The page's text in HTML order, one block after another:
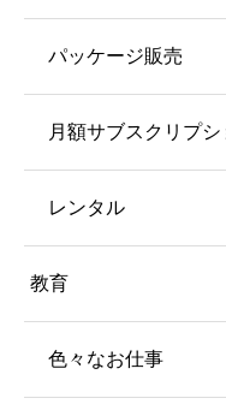
パッケージ販売
月額サブスクリプシ
レンタル
教育
色々なお仕事